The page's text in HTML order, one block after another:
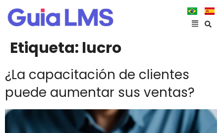
Etiqueta: lucro
¿La capacitación de clientes
puede aumentar sus ventas?